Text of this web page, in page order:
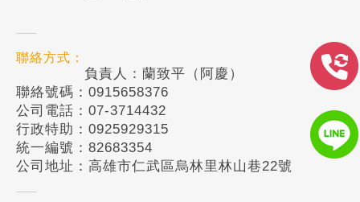
聯絡方式：
負責人：蘭致平（阿慶）
聯絡號碼：0915658376
公司電話：07-3714432
行政特助：0925929315
統一編號：82683354
公司地址：高雄市仁武區烏林里林山巷22號